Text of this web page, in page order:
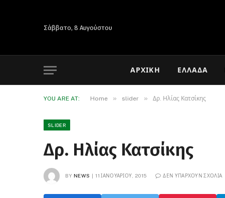
Σάββατο, 8 Αυγούστου
ΑΡΧΙΚΉ ΕΛΛΆΔΑ
YOU ARE AT: Home » slider » Δρ. Ηλίας Κατσίκης
SLIDER
Δρ. Ηλίας Κατσίκης
BY NEWS 11 ΙΑΝΟΥΑΡΊΟΥ, 2015 ΔΕΝ ΥΠΆΡΧΟΥΝ ΣΧΌΛΙΑ